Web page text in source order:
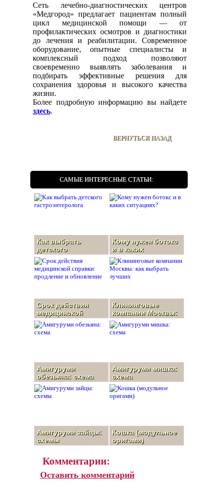
Сеть лечебно-диагностических центров
«Медгород» предлагает пациентам полный
цикл медицинской помощи — от
профилактических осмотров и диагностики
до лечения и реабилитации. Современное
оборудование, опытные специалисты и
комплексный подход позволяют
своевременно выявлять заболевания и
подбирать эффективные решения для
сохранения здоровья и высокого качества
жизни.
Более подробную информацию вы найдете
здесь.
ВЕРНУТЬСЯ НАЗАД
САМЫЕ ИНТЕРЕСНЫЕ СТАТЬИ:
Как выбрать
детского
гастроэнтеролога
Кому нужен ботокс
и в каких
ситуациях?
Срок действия
медицинской
справки:
продление и
обновление
Клининговые
компании Москвы:
как выбрать
лучших
Амигуруми
обезьяна: схема
Амигуруми мишка:
схема
Амигуруми зайцы:
схемы
Кошка (модульное
оригами)
Комментарии:
Оставить комментарий